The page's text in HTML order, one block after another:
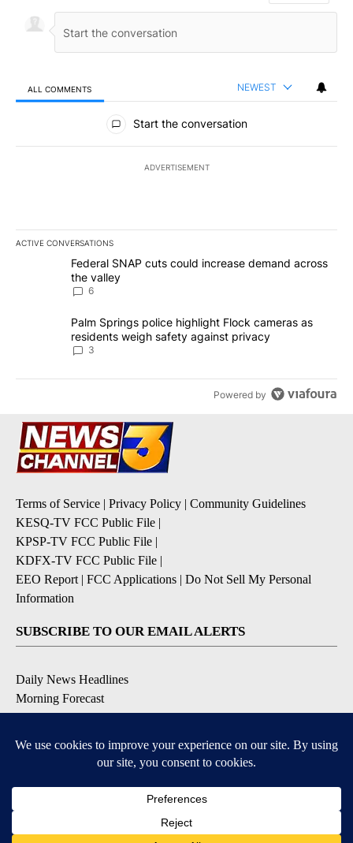
ALL COMMENTS NEWEST
All Comments
Start the conversation
ADVERTISEMENT
ACTIVE CONVERSATIONS
The following is a list of the most commented articles in the last
A trending article titled "Federal SNAP cuts could increase
Federal SNAP cuts could increase demand across
the valley
6
A trending article titled "Palm Springs police highlight Flock
Palm Springs police highlight Flock cameras as
residents weigh safety against privacy
3
Powered by
Terms of Service Privacy Policy
Community Guidelines
KESQ-TV FCC Public File
KPSP-TV FCC Public File
KDFX-TV FCC Public File
EEO Report| FCC Applications
Do Not Sell My Personal
Information
SUBSCRIBE TO OUR EMAIL ALERTS
Daily News Headlines
Morning Forecast
Contests & Promotions
DOWNLOAD OUR APPS